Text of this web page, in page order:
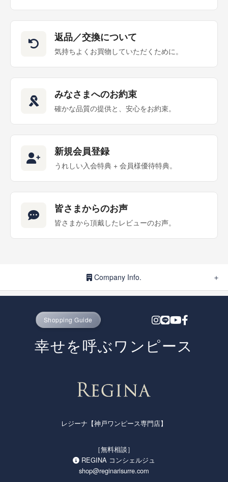
返品／交換について
気持ちよくお買物していただくために。
みなさまへのお約束
確かな品質の提供と、安心をお約束。
新規会員登録
うれしい入会特典 + 会員様優待特典。
皆さまからのお声
皆さまから頂戴したレビューのお声。
Company Info.
プライバシーポリシー 特定商取引法に基づく表示
お問い合わせ
Shopping Guide
幸せを呼ぶワンピース
レジーナ【神戸ワンピース専門店】
［無料相談］
REGINA コンシェルジュ
shop@reginarisurre.com